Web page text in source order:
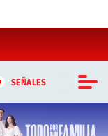
SEÑALES